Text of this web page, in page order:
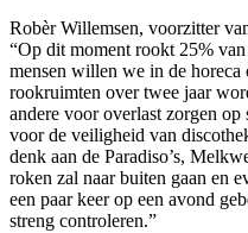
Robèr Willemsen, voorzitter
“Op dit moment rookt 25%
mensen willen we in de
rookruimten over twee jaar
andere voor overlast zorgen
voor de veiligheid van
denk aan de Paradiso’s,
roken zal naar buiten gaan en
een paar keer op een avond
streng controleren.”